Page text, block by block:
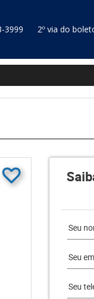
3999 2º via do